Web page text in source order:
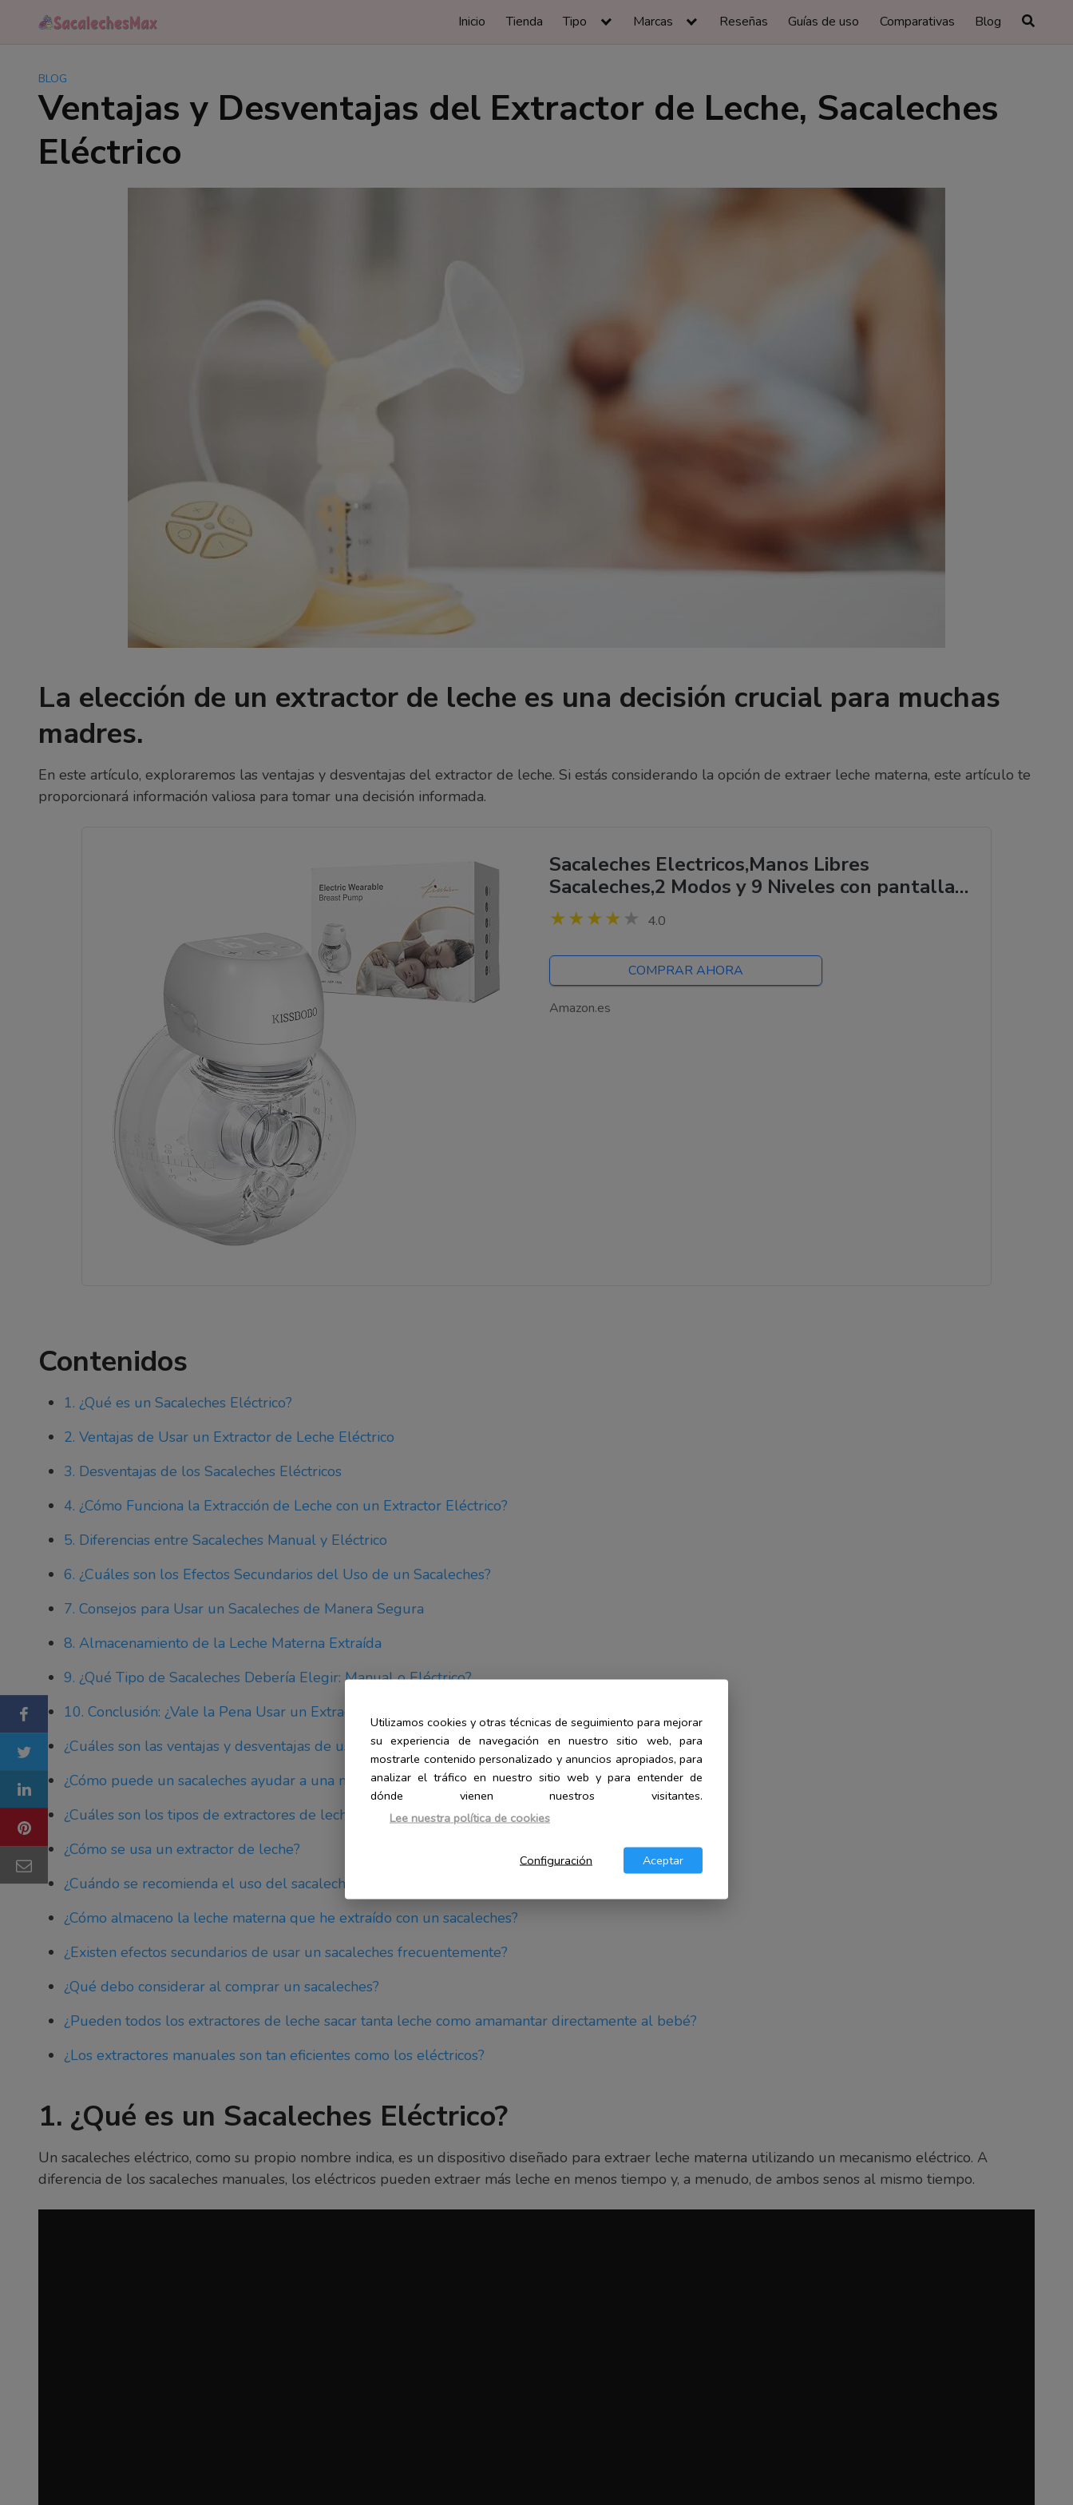
Inicio Tienda Tipo Marcas Reseñas Guías de uso Comparativas Blog
BLOG
Ventajas y Desventajas del Extractor de Leche, Sacaleches
Eléctrico
La elección de un extractor de leche es una decisión crucial para muchas
madres.
En este artículo, exploraremos las ventajas y desventajas del extractor de leche. Si estás considerando la opción de extraer leche materna, este artículo te
proporcionará información valiosa para tomar una decisión informada.
Sacaleches Electricos,Manos Libres
Sacaleches,2 Modos y 9 Niveles con pantalla
LCD,Bombeo Fuerte, Leche a Prueba de Fugas,
Ultra Silenciosa,con bridas de...
4.0
COMPRAR AHORA
Amazon.es
Contenidos
1. ¿Qué es un Sacaleches Eléctrico?
2. Ventajas de Usar un Extractor de Leche Eléctrico
3. Desventajas de los Sacaleches Eléctricos
4. ¿Cómo Funciona la Extracción de Leche con un Extractor Eléctrico?
5. Diferencias entre Sacaleches Manual y Eléctrico
6. ¿Cuáles son los Efectos Secundarios del Uso de un Sacaleches?
7. Consejos para Usar un Sacaleches de Manera Segura
8. Almacenamiento de la Leche Materna Extraída
9. ¿Qué Tipo de Sacaleches Debería Elegir: Manual o Eléctrico?
10. Conclusión: ¿Vale la Pena Usar un Extractor de Leche Eléctrico?
¿Cuáles son las ventajas y desventajas de usar un extractor de leche eléctrico?
¿Cómo puede un sacaleches ayudar a una madre en la lactancia?
¿Cuáles son los tipos de extractores de leche?
¿Cómo se usa un extractor de leche?
¿Cuándo se recomienda el uso del sacaleches?
¿Cómo almaceno la leche materna que he extraído con un sacaleches?
¿Existen efectos secundarios de usar un sacaleches frecuentemente?
¿Qué debo considerar al comprar un sacaleches?
¿Pueden todos los extractores de leche sacar tanta leche como amamantar directamente al bebé?
¿Los extractores manuales son tan eficientes como los eléctricos?
1. ¿Qué es un Sacaleches Eléctrico?
Un sacaleches eléctrico, como su propio nombre indica, es un dispositivo diseñado para extraer leche materna utilizando un mecanismo eléctrico. A
diferencia de los sacaleches manuales, los eléctricos pueden extraer más leche en menos tiempo y, a menudo, de ambos senos al mismo tiempo.
Utilizamos cookies y otras técnicas de seguimiento para mejorar
su experiencia de navegación en nuestro sitio web, para
mostrarle contenido personalizado y anuncios apropiados, para
analizar el tráfico en nuestro sitio web y para entender de
dónde vienen nuestros visitantes.
Lee nuestra política de cookies
Aceptar
Configuración